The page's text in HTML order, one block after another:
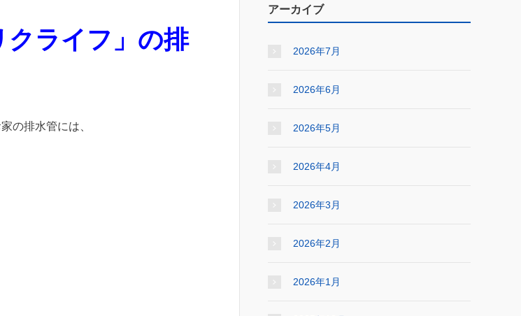
クライフ」の排
の排水管には、
アーカイブ
2026年7月
2026年6月
2026年5月
2026年4月
2026年3月
2026年2月
2026年1月